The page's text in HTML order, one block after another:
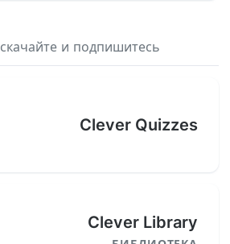
скачайте и подпишитесь
Clever Quizzes
Clever Library